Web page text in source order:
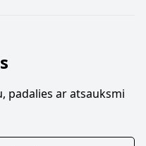
padalies ar atsauksmi